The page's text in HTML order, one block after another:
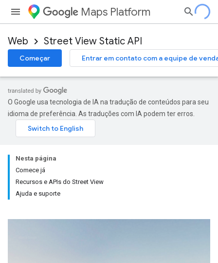
Maps Platform
Web Street View Static API
Começar Entrar em contato com a equipe de
O Google usa tecnologia de IA na tradução de conteúdos para seu
idioma de preferência. As traduções com IA podem ter erros.
Nesta página
Comece já
Recursos e APIs do Street View
Ajuda e suporte